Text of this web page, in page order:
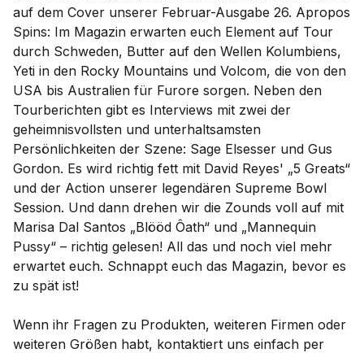
auf dem Cover unserer Februar-Ausgabe 26. Apropos
Spins: Im Magazin erwarten euch Element auf Tour
durch Schweden, Butter auf den Wellen Kolumbiens,
Yeti in den Rocky Mountains und Volcom, die von den
USA bis Australien für Furore sorgen. Neben den
Tourberichten gibt es Interviews mit zwei der
geheimnisvollsten und unterhaltsamsten
Persönlichkeiten der Szene: Sage Elsesser und Gus
Gordon. Es wird richtig fett mit David Reyes' „5 Greats“
und der Action unserer legendären Supreme Bowl
Session. Und dann drehen wir die Zounds voll auf mit
Marisa Dal Santos „Blööd Ôath“ und „Mannequin
Pussy“ – richtig gelesen! All das und noch viel mehr
erwartet euch. Schnappt euch das Magazin, bevor es
zu spät ist!
Wenn ihr Fragen zu Produkten, weiteren Firmen oder
weiteren Größen habt, kontaktiert uns einfach per